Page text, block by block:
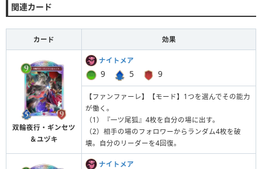
関連カード
カード 効果
双輪夜行・ギンセツ
＆ユヅキ
ナイトメア
9 5 9
【ファンファーレ】【モード】1つを選んでその能力
が働く。
（1）『一ツ尾狐』4枚を自分の場に出す。
（2）相手の場のフォロワーからランダム4枚を破
壊。自分のリーダーを4回復。
ナイトメア